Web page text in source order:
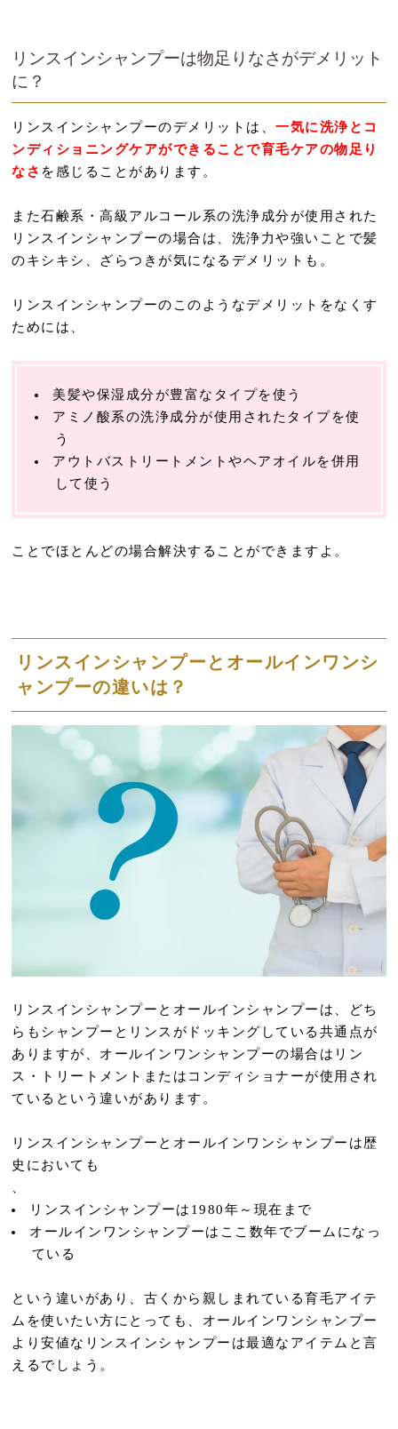
リンスインシャンプーは物足りなさがデメリット
に？
リンスインシャンプーのデメリットは、一気に洗浄とコ
ンディショニングケアができることで育毛ケアの物足り
なさ を感じることがあります。
また石鹸系・高級アルコール系の洗浄成分が使用された
リンスインシャンプーの場合は、洗浄力や強いことで髪
のキシキシ、ざらつきが気になるデメリットも。
リンスインシャンプーのこのようなデメリットをなくす
ためには、
美髪や保湿成分が豊富なタイプを使う
アミノ酸系の洗浄成分が使用されたタイプを使
う
アウトバストリートメントやヘアオイルを併用
して使う
ことでほとんどの場合解決することができますよ。
リンスインシャンプーとオールインワンシ
ャンプーの違いは？
リンスインシャンプーとオールインシャンプーは、どち
らもシャンプーとリンスがドッキングしている共通点が
ありますが、オールインワンシャンプーの場合はリン
ス・トリートメントまたはコンディショナーが使用され
ているという違いがあります。
リンスインシャンプーとオールインワンシャンプーは歴
史においても
リンスインシャンプーは1980年～現在まで
オールインワンシャンプーはここ数年でブームになっ
ている
という違いがあり、古くから親しまれている育毛アイテ
ムを使いたい方にとっても、オールインワンシャンプー
より安値なリンスインシャンプーは最適なアイテムと言
えるでしょう。